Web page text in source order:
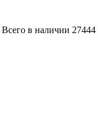
Всего в наличии